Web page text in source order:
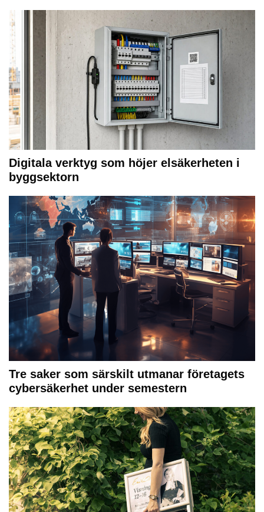
Digitala verktyg som höjer elsäkerheten i
byggsektorn
Tre saker som särskilt utmanar företagets
cybersäkerhet under semestern